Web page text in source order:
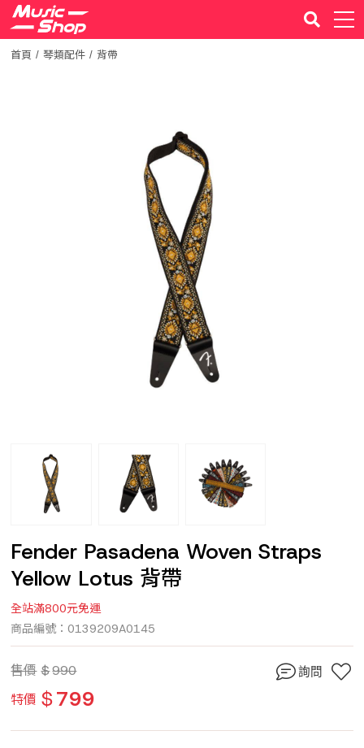
首頁 琴類配件 背帶
Fender Pasadena Woven Straps
Yellow Lotus 背帶
全站滿800元免運
商品編號：0139209A0145
售價 $990
特價 $799
詢問